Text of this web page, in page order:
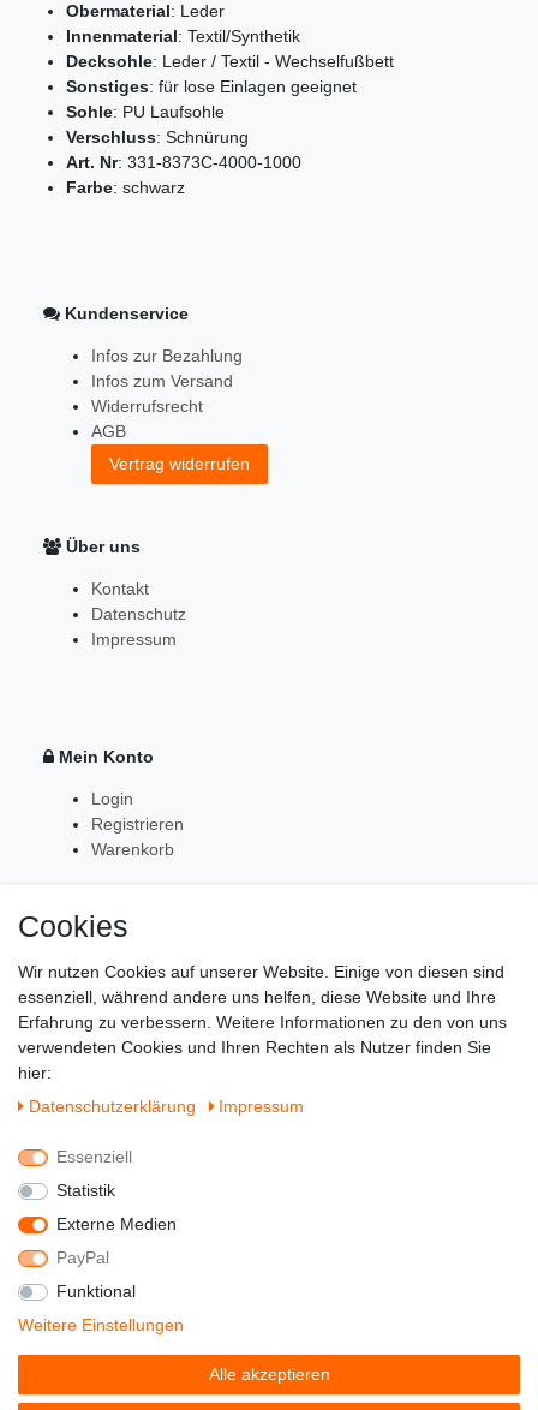
Obermaterial: Leder
Innenmaterial: Textil/Synthetik
Decksohle: Leder / Textil - Wechselfußbett
Sonstiges: für lose Einlagen geeignet
Sohle: PU Laufsohle
Verschluss: Schnürung
Art. Nr: 331-8373C-4000-1000
Farbe: schwarz
Kundenservice
Infos zur Bezahlung
Infos zum Versand
Widerrufsrecht
AGB
Vertrag widerrufen
Über uns
Kontakt
Datenschutz
Impressum
Mein Konto
Login
Registrieren
Warenkorb
Zahlung & Versand
Preisangaben inkl. gesetzl. MwSt. | Grundpreise siehe
Cookies
Wir nutzen Cookies auf unserer Website. Einige von diesen sind
essenziell, während andere uns helfen, diese Website und Ihre
Erfahrung zu verbessern. Weitere Informationen zu den von uns
verwendeten Cookies und Ihren Rechten als Nutzer finden Sie
hier:
Daten­schutz­erklärung
Impressum
Essenziell
Statistik
Externe Medien
PayPal
Funktional
Weitere Einstellungen
Alle akzeptieren